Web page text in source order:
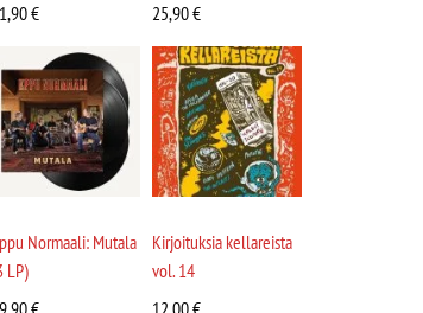
€ 25,90€
Normaali: Mutala
LP)
€
Kirjoituksia kellareista
vol. 14
12,00€